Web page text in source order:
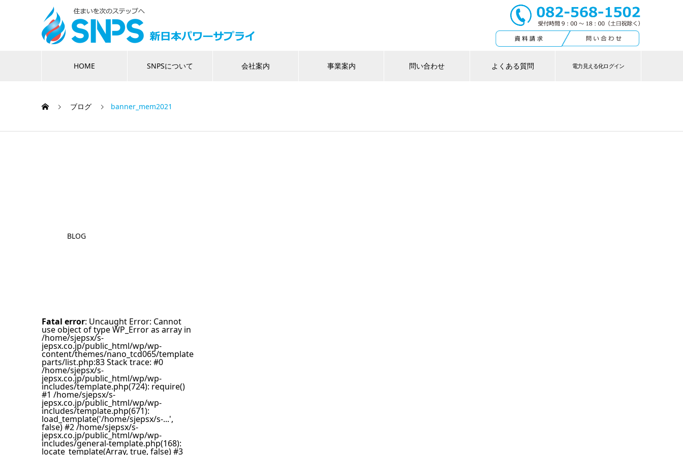
HOME SNPSについて 会社案内 事業案内 問い合わせ よくある質問 電力見える化ログイン
ブログ banner_mem2021
BLOG
Fatal error: Uncaught Error: Cannot
use object of type WP_Error as array in
/home/sjepsx/s-
jepsx.co.jp/public_html/wp/wp-
content/themes/nano_tcd065/template-
parts/list.php:83 Stack trace: #0
/home/sjepsx/s-
jepsx.co.jp/public_html/wp/wp-
includes/template.php(724): require()
#1 /home/sjepsx/s-
jepsx.co.jp/public_html/wp/wp-
includes/template.php(671):
load_template('/home/sjepsx/s-...',
false) #2 /home/sjepsx/s-
jepsx.co.jp/public_html/wp/wp-
includes/general-template.php(168):
locate_template(Array, true, false) #3